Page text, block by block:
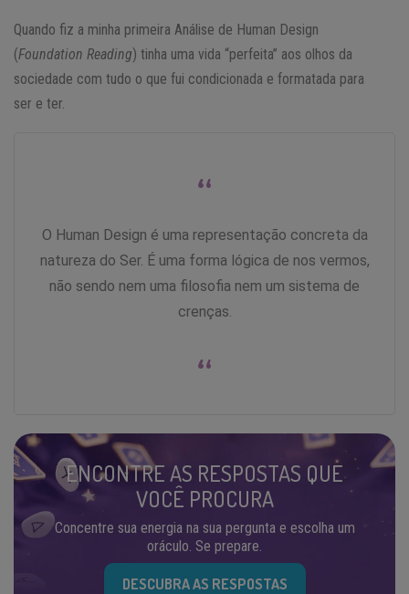
Quando fiz a minha primeira Análise de Human Design
(Foundation Reading) tinha uma vida “perfeita” aos olhos da
sociedade com tudo o que fui condicionada e formatada para
ser e ter.
“
O Human Design é uma representação concreta da
natureza do Ser. É uma forma lógica de nos vermos,
não sendo nem uma filosofia nem um sistema de
crenças.
“
ENCONTRE AS RESPOSTAS QUE
VOCÊ PROCURA
Concentre sua energia na sua pergunta e escolha um
oráculo. Se prepare.
DESCUBRA AS RESPOSTAS